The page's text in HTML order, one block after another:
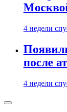
4 недели
после
4 недели